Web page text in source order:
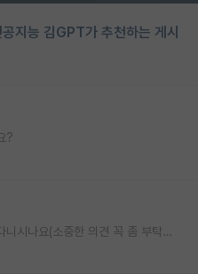
지능 김GPT가 추천하는 게시
?
이 정도는 다들 감수하면서 대학원을 다니시나요(소중한 의견 꼭 좀 부탁드립니다.)